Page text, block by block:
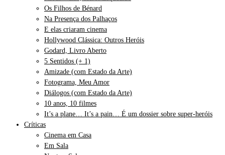
Os Filhos de Bénard
Na Presença dos Palhaços
E elas criaram cinema
Hollywood Clássica: Outros Heróis
Godard, Livro Aberto
5 Sentidos (+ 1)
Amizade (com Estado da Arte)
Fotograma, Meu Amor
Diálogos (com Estado da Arte)
10 anos, 10 filmes
It’s a plane… It’s a pain… É um dossier sobre super-heróis
Críticas
Cinema em Casa
Em Sala